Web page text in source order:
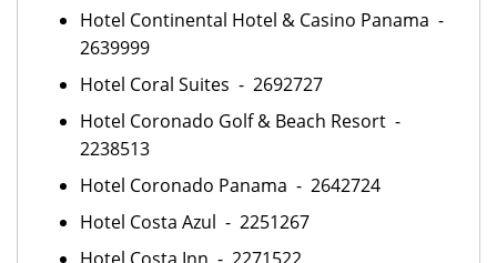
Hotel Continental Hotel & Casino Panama -
2639999
Hotel Coral Suites - 2692727
Hotel Coronado Golf & Beach Resort -
2238513
Hotel Coronado Panama - 2642724
Hotel Costa Azul - 2251267